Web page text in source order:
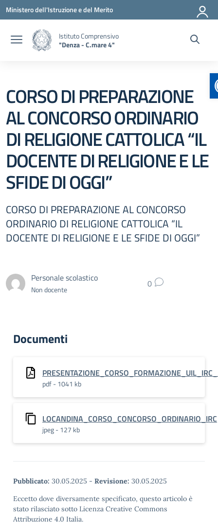
Vai ai contenuti
Vai al menu di navigazione
Vai al footer
Ministero dell'Istruzione e del Merito
Istituto Comprensivo
"Denza - C.mare 4"
CORSO DI PREPARAZIONE
AL CONCORSO ORDINARIO
DI RELIGIONE CATTOLICA “IL
DOCENTE DI RELIGIONE E LE
SFIDE DI OGGI”
CORSO DI PREPARAZIONE AL CONCORSO
ORDINARIO DI RELIGIONE CATTOLICA “IL
DOCENTE DI RELIGIONE E LE SFIDE DI OGGI”
Personale scolastico
Non docente 0
Documenti
pdf - 1041 kb
LOCANDINA_CORSO_CONCORSO_ORDINARIO_IRC
jpeg - 127 kb
Pubblicato: 30.05.2025 - Revisione: 30.05.2025
Eccetto dove diversamente specificato, questo articolo è
stato rilasciato sotto Licenza Creative Commons
Attribuzione 4.0 Italia.